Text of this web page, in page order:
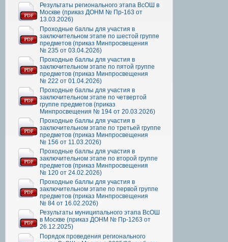
Результаты регионального этапа ВсОШ в
Москве (приказ ДОНМ № Пр-163 от
13.03.2026)
Проходные баллы для участия в
заключительном этапе по шестой группе
предметов (приказ Минпросвещения
№ 235 от 03.04.2026)
Проходные баллы для участия в
заключительном этапе по пятой группе
предметов (приказ Минпросвещения
№ 222 от 01.04.2026)
Проходные баллы для участия в
заключительном этапе по четвертой
группе предметов (приказ
Минпросвещения № 194 от 20.03.2026)
Проходные баллы для участия в
заключительном этапе по третьей группе
предметов (приказ Минпросвещения
№ 156 от 11.03.2026)
Проходные баллы для участия в
заключительном этапе по второй группе
предметов (приказ Минпросвещения
№ 120 от 24.02.2026)
Проходные баллы для участия в
заключительном этапе по первой группе
предметов (приказ Минпросвещения
№ 84 от 16.02.2026)
Результаты муниципального этапа ВсОШ
в Москве (приказ ДОНМ № Пр-1263 от
26.12.2025)
Порядок проведения регионального